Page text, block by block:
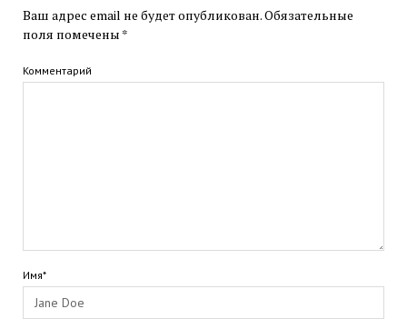
Ваш адрес email не будет опубликован.Обязательные
поля помечены *
Комментарий
Имя*